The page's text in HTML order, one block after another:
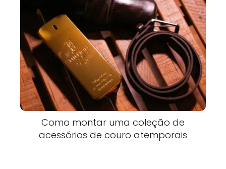
Como montar uma coleção de
acessórios de couro atemporais